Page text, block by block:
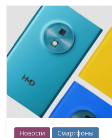
Новости Смартфоны